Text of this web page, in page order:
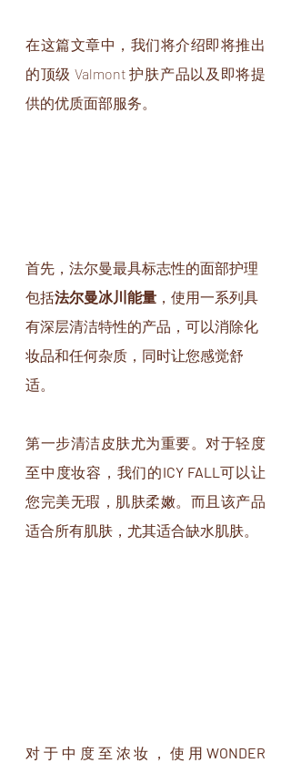
在这篇文章中，我们将介绍即将推出
的顶级 Valmont 护肤产品以及即将提
供的优质面部服务。
首先，法尔曼最具标志性的面部护理
包括法尔曼冰川能量 ，使用一系列具
有深层清洁特性的产品，可以消除化
妆品和任何杂质，同时让您感觉舒
适。
第一步清洁皮肤尤为重要。对于轻度
至中度妆容，我们的ICY FALL 可以让
您完美无瑕，肌肤柔嫩。而且该产品
适合所有肌肤，尤其适合缺水肌肤。
对于中度至浓妆，使用 WONDER